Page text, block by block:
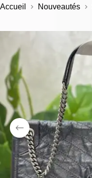
Accueil Nouveautés